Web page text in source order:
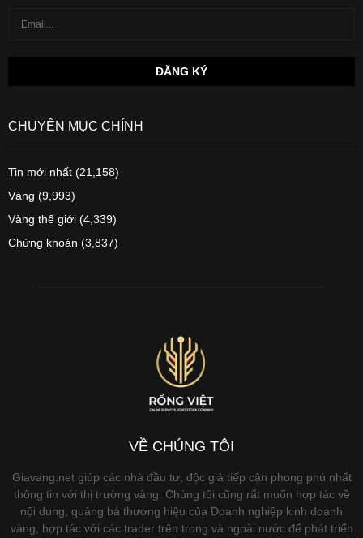
CHUYÊN MỤC CHÍNH
Tin mới nhất (21,158)
Vàng (9,993)
Vàng thế giới (4,339)
Chứng khoán (3,837)
VỀ CHÚNG TÔI
Giavang.net giúp các nhà đầu tư, độc giả tiếp cận phong phú nhất
thông tin với thị trường vàng. Chúng tôi cũng rất muốn hợp tác về
nội dung, quảng bá thương hiệu của Doanh nghiệp kinh doanh
vàng, hợp tác với các trader trên trong và ngoài nước để phát triển